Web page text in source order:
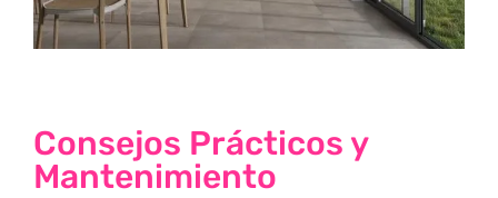
Consejos Prácticos y
Mantenimiento